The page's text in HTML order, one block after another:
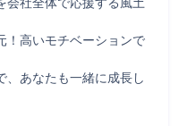
！高いモチベーションで
、あなたも一緒に成長し